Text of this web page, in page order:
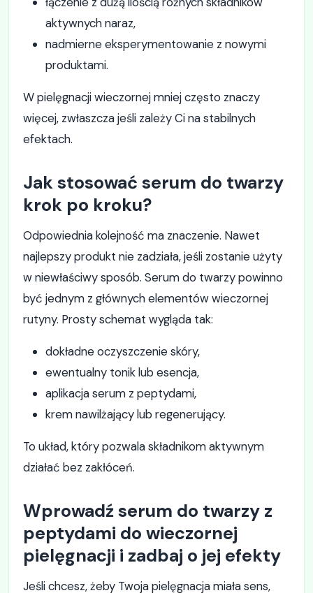
aktywnych naraz,
nadmierne eksperymentowanie z nowymi
produktami.
W pielęgnacji wieczornej mniej często znaczy
więcej, zwłaszcza jeśli zależy Ci na stabilnych
efektach.
Jak stosować serum do twarzy
krok po kroku?
Odpowiednia kolejność ma znaczenie. Nawet
najlepszy produkt nie zadziała, jeśli zostanie użyty
w niewłaściwy sposób. Serum do twarzy powinno
być jednym z głównych elementów wieczornej
rutyny. Prosty schemat wygląda tak:
dokładne oczyszczenie skóry,
ewentualny tonik lub esencja,
aplikacja serum z peptydami,
krem nawilżający lub regenerujący.
To układ, który pozwala składnikom aktywnym
działać bez zakłóceń.
Wprowadź serum do twarzy z
peptydami do wieczornej
pielęgnacji i zadbaj o jej efekty
Jeśli chcesz, żeby Twoja pielęgnacja miała sens,